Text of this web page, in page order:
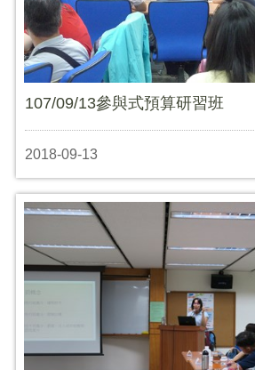
107/09/13參與式預算研習班
2018-09-13